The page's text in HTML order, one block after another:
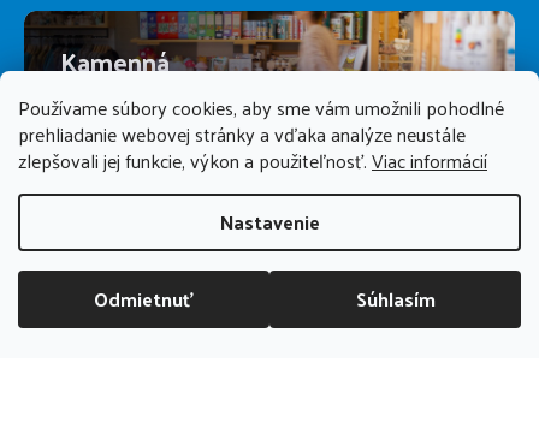
Používame súbory cookies, aby sme vám umožnili pohodlné
prehliadanie webovej stránky a vďaka analýze neustále
zlepšovali jej funkcie, výkon a použiteľnosť.Viac informácií
Nastavenie
Odmietnuť Súhlasím
DOPRAVA ZADARMO NAD 70 EUR
Kamenná
predajňa
PREDAJŇA ZATVORENÁ